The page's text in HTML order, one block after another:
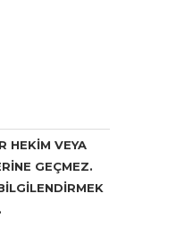
HEKIM VEYA
GEÇMEZ.